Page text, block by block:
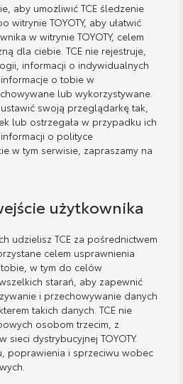
aby umożliwić TCE śledzenie
TOYOTY, aby ułatwić
w witrynie TOYOTY, celem
dla ciebie. TCE nie rejestruje,
informacji o indywidualnych
o tobie w
lub wykorzystywane.
swoją przeglądarkę tak,
lub ostrzegała w przypadku ich
o polityce
w tym serwisie, zapraszamy na
użytkownika
udzielisz TCE za pośrednictwem
celem usprawnienia
tobie, w tym do celów
starań, aby zapewnić
i przechowywanie danych
takich danych. TCE nie
osobom trzecim, z
dystrybucyjnej TOYOTY.
poprawienia i sprzeciwu wobec